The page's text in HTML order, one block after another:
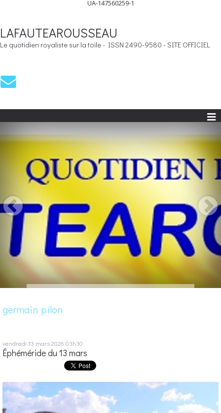
UA-147560259-1
LAFAUTEAROUSSEAU
Le quotidien royaliste sur la toile - ISSN 2490-9580 - SITE OFFICIEL
germain pilon
vendredi 13 mars 2026 03h30
Éphéméride du 13 mars